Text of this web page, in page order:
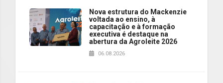
Nova estrutura do Mackenzie
voltada ao ensino, à
capacitação e à formação
executiva é destaque na
abertura da Agroleite 2026
06.08.2026